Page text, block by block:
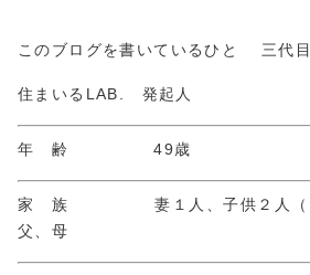
このブログを書いているひと 三代
住まいるLAB. 発起人
年 齢 49歳
家 族 妻１人、子供２人（13
父、母